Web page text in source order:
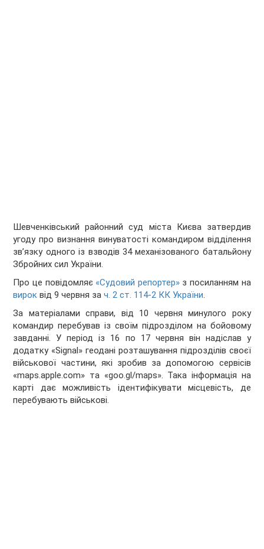
Шевченківський районний суд міста Києва затвердив
угоду про визнання винуватості командиром відділення
звʼязку одного із взводів 34 механізованого батальйону
Збройних сил України.
Про це повідомляє«Судовий репортер»з посиланням на
вирок від 9 червня зач. 2 ст. 114-2 КК України.
За матеріалами справи, від 10 червня минулого року
командир перебував із своїм підрозділом на бойовому
завданні. У період із 16 по 17 червня він надіслав у
додатку «Signal» геодані розташування підрозділів своєї
військової частини, які зробив за допомогою сервісів
«maps.apple.com» та «goo.gl/maps». Така інформація на
карті дає можливість ідентифікувати місцевість, де
перебувають військові.